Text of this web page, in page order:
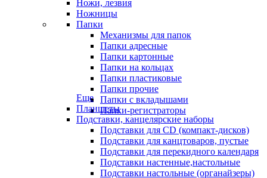
Ножи, лезвия
Ножницы
Папки
Механизмы для папок
Папки адресные
Папки картонные
Папки на кольцах
Папки пластиковые
Папки прочие
Папки с вкладышами
Папки-регистраторы
Еще
Планшеты
Подставки, канцелярские наборы
Подставки для CD (компакт-дисков)
Подставки для канцтоваров, пустые
Подставки для перекидного календаря
Подставки настенные,настольные
Подставки настольные (органайзеры)